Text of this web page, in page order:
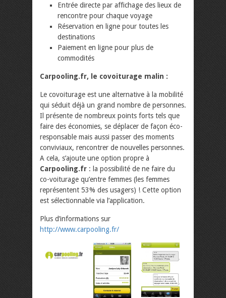
Entrée directe par affichage des lieux de
rencontre pour chaque voyage
Réservation en ligne pour toutes les
destinations
Paiement en ligne pour plus de
commodités
Carpooling.fr, le covoiturage malin :
Le covoiturage est une alternative à la mobilité
qui séduit déjà un grand nombre de personnes.
Il présente de nombreux points forts tels que
faire des économies, se déplacer de façon éco-
responsable mais aussi passer des moments
conviviaux, rencontrer de nouvelles personnes.
A cela, s’ajoute une option propre à
Carpooling.fr : la possibilité de ne faire du
co-voiturage qu’entre femmes (les femmes
représentent 53% des usagers) ! Cette option
est sélectionnable via l’application.
Plus d’informations sur
http://www.carpooling.fr/